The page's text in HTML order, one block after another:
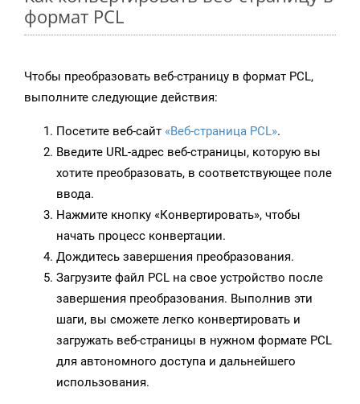
формат PCL
Чтобы преобразовать веб-страницу в формат PCL,
выполните следующие действия:
Посетите веб-сайт «Веб-страница PCL».
Введите URL-адрес веб-страницы, которую вы
хотите преобразовать, в соответствующее поле
ввода.
Нажмите кнопку «Конвертировать», чтобы
начать процесс конвертации.
Дождитесь завершения преобразования.
Загрузите файл PCL на свое устройство после
завершения преобразования. Выполнив эти
шаги, вы сможете легко конвертировать и
загружать веб-страницы в нужном формате PCL
для автономного доступа и дальнейшего
использования.